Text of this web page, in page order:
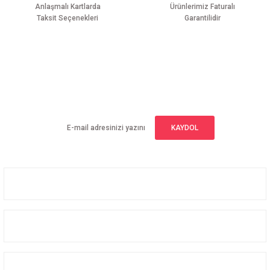
Anlaşmalı Kartlarda
Taksit Seçenekleri
Ürünlerimiz Faturalı
Garantilidir
KAYDOL